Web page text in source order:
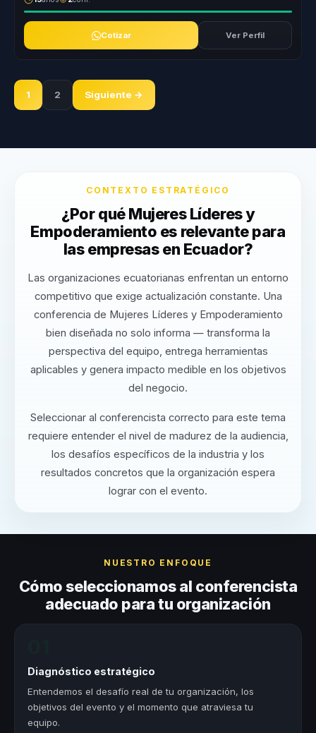
Cotizar Ver Perfil
1 2 Siguiente →
CONTEXTO ESTRATÉGICO
¿Por qué Mujeres Líderes y
Empoderamiento es relevante para
las empresas en Ecuador?
Las organizaciones ecuatorianas enfrentan un entorno
competitivo que exige actualización constante. Una
conferencia de Mujeres Líderes y Empoderamiento
bien diseñada no solo informa — transforma la
perspectiva del equipo, entrega herramientas
aplicables y genera impacto medible en los objetivos
del negocio.
Seleccionar al conferencista correcto para este tema
requiere entender el nivel de madurez de la audiencia,
los desafíos específicos de la industria y los
resultados concretos que la organización espera
lograr con el evento.
NUESTRO ENFOQUE
Cómo seleccionamos al conferencista
adecuado para tu organización
Diagnóstico estratégico
Entendemos el desafío real de tu organización, los
objetivos del evento y el momento que atraviesa tu
equipo.